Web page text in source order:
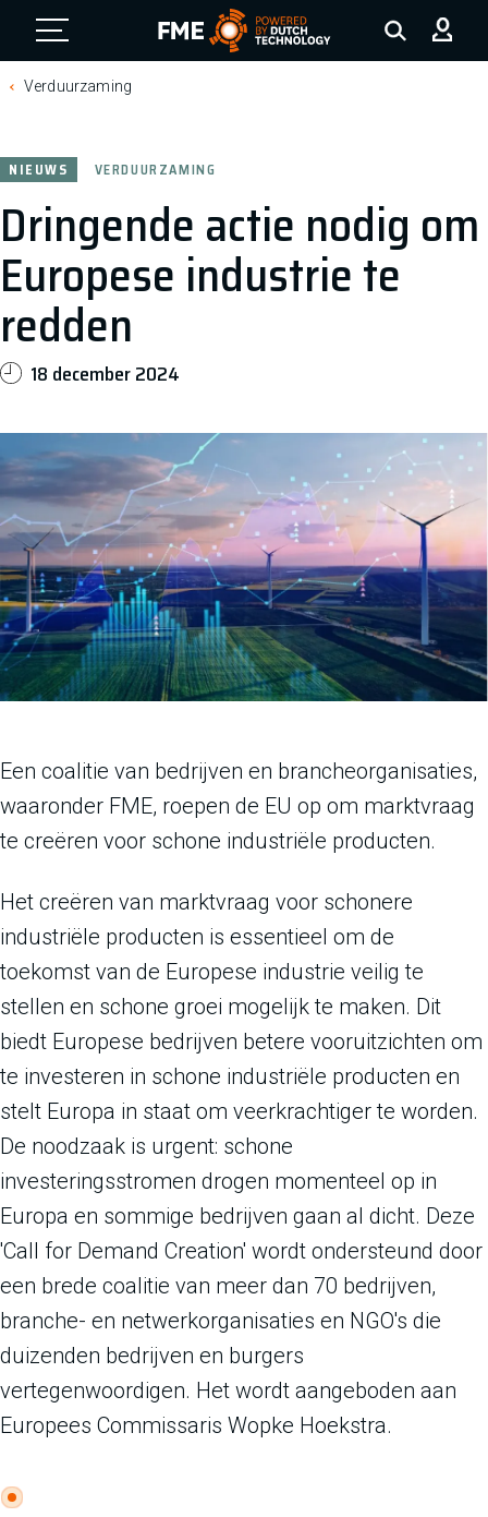
FME Logo, to the homepage
Verduurzaming
Dringende actie nodig om
Europese industrie te
redden
NIEUWS VERDUURZAMING
18 december 2024
Een coalitie van bedrijven en brancheorganisaties,
waaronder FME, roepen de EU op om marktvraag
te creëren voor schone industriële producten.
Het creëren van marktvraag voor schonere
industriële producten is essentieel om de
toekomst van de Europese industrie veilig te
stellen en schone groei mogelijk te maken. Dit
biedt Europese bedrijven betere vooruitzichten om
te investeren in schone industriële producten en
stelt Europa in staat om veerkrachtiger te worden.
De noodzaak is urgent: schone
investeringsstromen drogen momenteel op in
Europa en sommige bedrijven gaan al dicht. Deze
'Call for Demand Creation' wordt ondersteund door
een brede coalitie van meer dan 70 bedrijven,
branche- en netwerkorganisaties en NGO's die
duizenden bedrijven en burgers
vertegenwoordigen. Het wordt aangeboden aan
Europees Commissaris Wopke Hoekstra.